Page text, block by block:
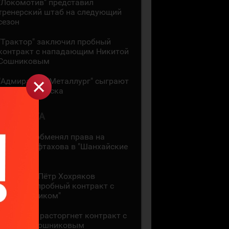
представил
штаб на следующий
заключил пробный
с нападающим Никитой
и "Металлург" сыграют
на Кубке Минска
5 АВГУСТА
Барс" обменял права на
Амира Мифтахова в "Шанхайские
36-летний Пётр Хохряков
пробный контракт с
"Нефтехимиком"
"Адмирал" расторгнет контракт с
Никитой Сошниковым